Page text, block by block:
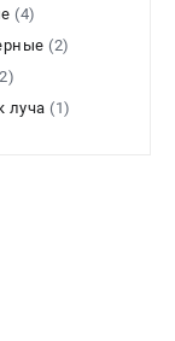
(4)
(2)
луча (1)